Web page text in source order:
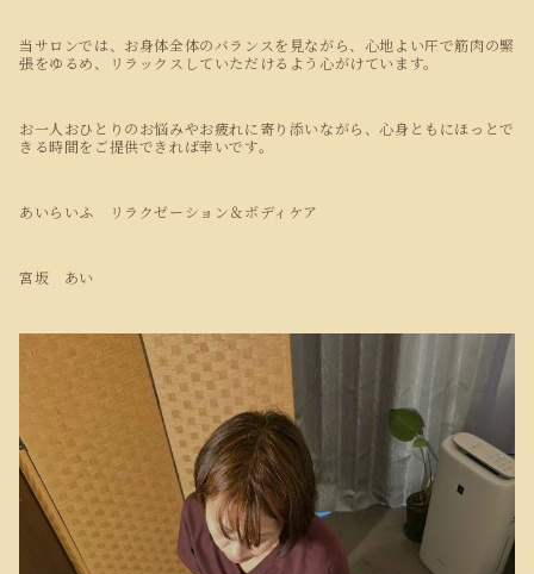
当サロンでは、お身体全体のバランスを見ながら、心地よい圧で筋肉の緊
張をゆるめ、リラックスしていただけるよう心がけています。
お一人おひとりのお悩みやお疲れに寄り添いながら、心身ともにほっとで
きる時間をご提供できれば幸いです。
あいらいふ リラクゼーション＆ボディケア
宮坂 あい